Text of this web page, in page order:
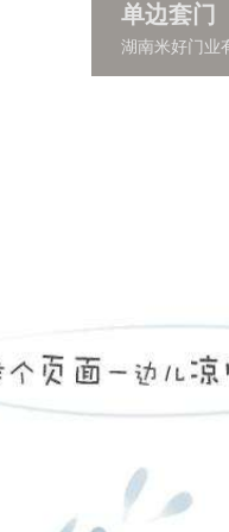
单边套门
湖南米好门业